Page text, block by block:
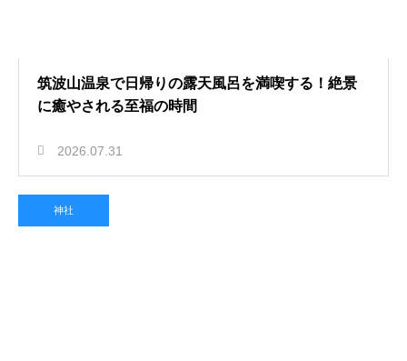
筑波山温泉で日帰りの露天風呂を満喫する！絶景
に癒やされる至福の時間
2026.07.31
神社